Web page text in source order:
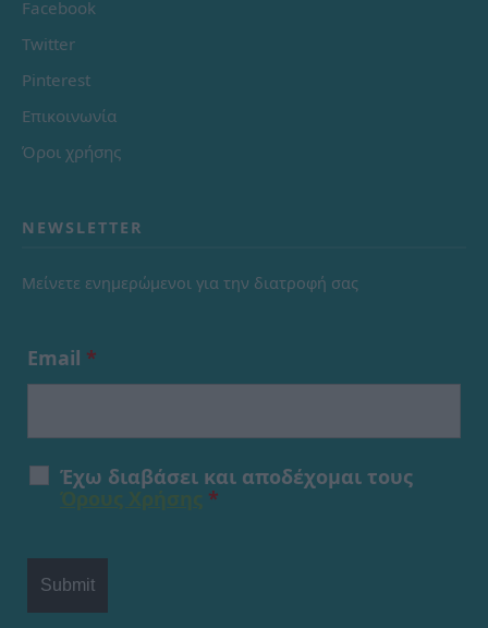
Facebook
Twitter
Pinterest
Επικοινωνία
Όροι χρήσης
NEWSLETTER
Μείνετε ενημερώμενοι για την διατροφή σας
Email *
Έχω διαβάσει και αποδέχομαι τους
*